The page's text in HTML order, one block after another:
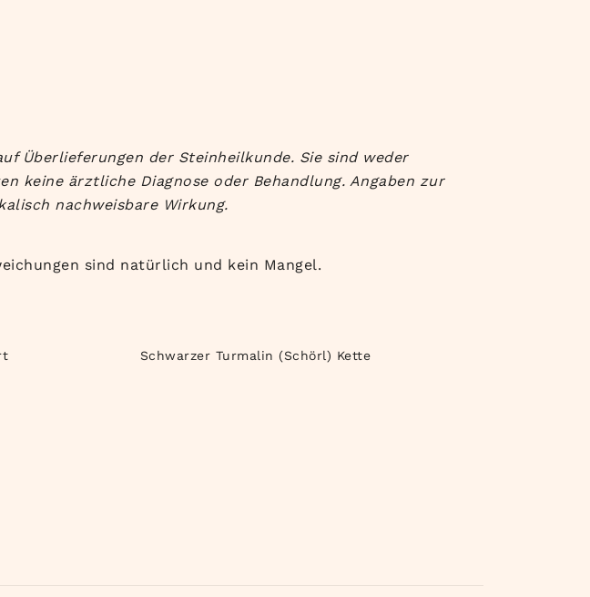
Überlieferungen der Steinheilkunde. Sie sind weder
keine ärztliche Diagnose oder Behandlung. Angaben zur
nachweisbare Wirkung.
sind natürlich und kein Mangel.
Schwarzer Turmalin (Schörl) Kette